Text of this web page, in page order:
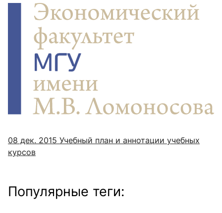
08 дек. 2015 Учебный план и аннотации учебных
курсов
Популярные теги: